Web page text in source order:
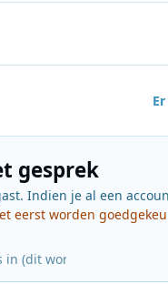
gesprek
Indien je al een
eerst worden